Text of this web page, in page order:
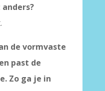
de vormvaste
past de
Zo ga je in